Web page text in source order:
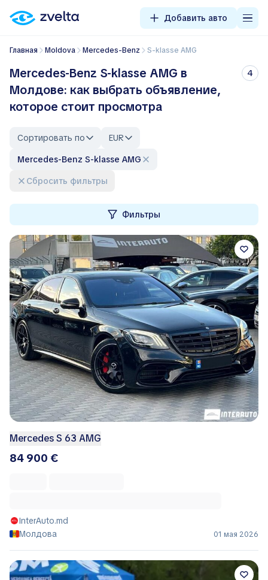
Добавить авто
Главная Moldova Mercedes-Benz S-klasse AMG
Mercedes-Benz S-klasse AMG в
Молдове: как выбрать объявление,
которое стоит просмотра
4
Сортировать по
EUR
Mercedes-Benz S-klasse AMG
Сбросить фильтры
Фильтры
Mercedes S 63 AMG
84 900 €
InterAuto.md
Молдова
01 мая 2026